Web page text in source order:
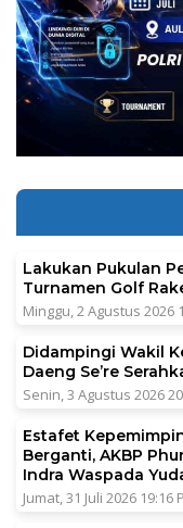
Lakukan Pukulan
Turnamen Golf
Minggu, 2 Agustus 2026
Didampingi Wakil
Daeng Se’re
Senin, 3 Agustus 2026
Estafet
Berganti, AKBP
Indra Waspada
Jumat, 31 Juli 2026 19:16